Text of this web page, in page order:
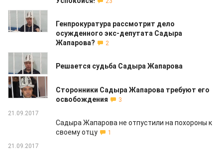
23.08.2018
Генпрокуратура рассмотрит дело
осужденного экс-депутата Садыра
Жапарова?
2
05.06.2018
Решается судьба Садыра Жапарова
29.05.2018
Сторонники Садыра Жапарова требуют его
освобождения
3
21.09.2017
Садыра Жапарова не отпустили на похороны к
своему отцу
1
21.09.2017